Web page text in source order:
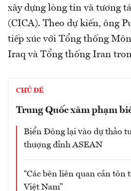
xây dựng lòng tin và tương
(CICA). Theo dự kiến, ông
tiếp xúc với Tổng thống
Iraq và Tổng thống Iran
CHỦ ĐỀ
Trung Quốc xâm phạm
Biển Đông lại vào dự thảo
thượng đỉnh ASEAN
“Các bên liên quan cần tôn
Việt Nam”